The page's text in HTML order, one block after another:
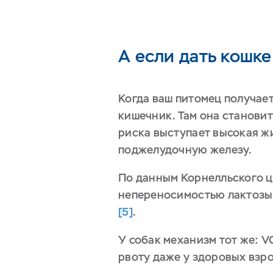
А если дать
Когда ваш питомец
кишечник. Там она
риска выступает высокая
поджелудочную железу.
По данным Корнелльского
непереносимостью
[5].
У собак механизм тот же:
рвоту даже у здоровых